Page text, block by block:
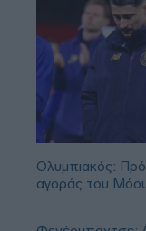
Ολυμπιακός:
αγοράς του